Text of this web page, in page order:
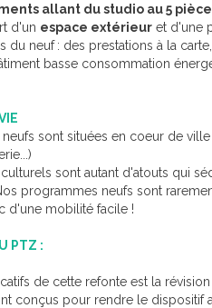
allant du studio au 5
d'un espace extérieur et d'une
du neuf : des prestations à la
basse consommation
sont situées en coeur de
sont autant d'atouts qui
programmes neufs sont
d'une mobilité facile !
PTZ :
de cette refonte est la
conçus pour rendre le